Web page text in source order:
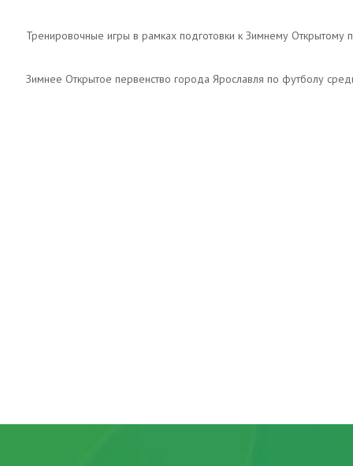
Тренировочные игры в рамках подготовки к Зимнему
Зимнее Открытое первенство города Ярославля по футболу